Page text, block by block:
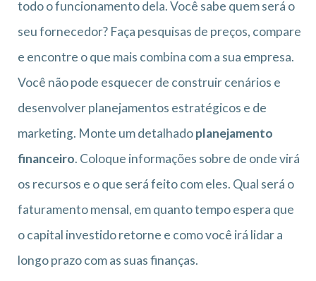
todo o funcionamento dela. Você sabe quem será o
seu fornecedor? Faça pesquisas de preços, compare
e encontre o que mais combina com a sua empresa.
Você não pode esquecer de construir cenários e
desenvolver planejamentos estratégicos e de
marketing. Monte um detalhadoplanejamento
financeiro. Coloque informações sobre de onde virá
os recursos e o que será feito com eles. Qual será o
faturamento mensal, em quanto tempo espera que
o capital investido retorne e como você irá lidar a
longo prazo com as suas finanças.